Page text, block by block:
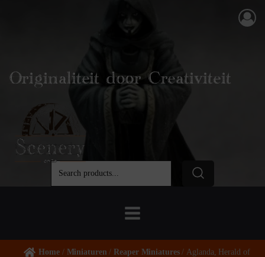
Originaliteit door Creativiteit
Home/ Miniaturen /Reaper Miniatures/ Aglanda, Herald of